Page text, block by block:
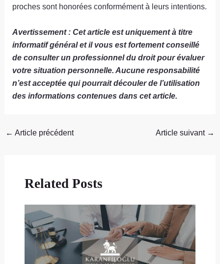
proches sont honorées conformément à leurs intentions.
Avertissement : Cet article est uniquement à titre
informatif général et il vous est fortement conseillé
de consulter un professionnel du droit pour évaluer
votre situation personnelle. Aucune responsabilité
n’est acceptée qui pourrait découler de l’utilisation
des informations contenues dans cet article.
← Article précédent Article suivant →
Related Posts